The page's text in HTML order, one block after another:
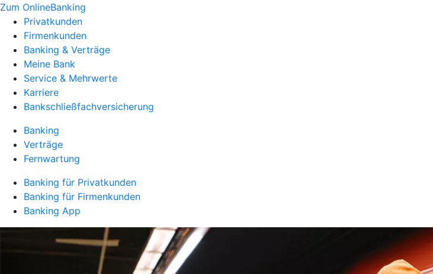
Zum OnlineBanking
Privatkunden
Firmenkunden
Banking & Verträge
Meine Bank
Service & Mehrwerte
Karriere
Bankschließfachversicherung
Banking
Verträge
Fernwartung
Banking für Privatkunden
Banking für Firmenkunden
Banking App